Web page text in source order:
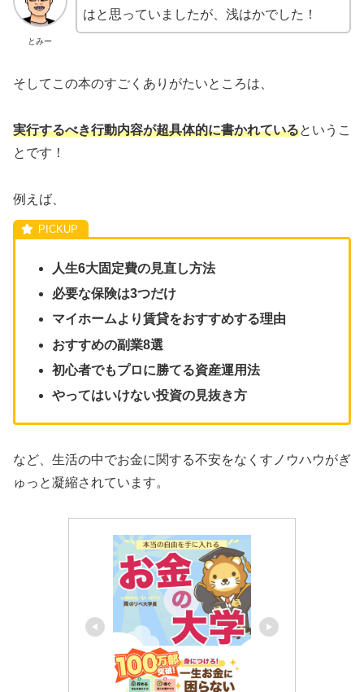
とみー
はと思っていましたが、浅はかでした！
そしてこの本のすごくありがたいところは、
実行するべき行動内容が超具体的に書かれているというこ
とです！
例えば、
人生6大固定費の見直し方法
必要な保険は3つだけ
マイホームより賃貸をおすすめする理由
おすすめの副業8選
初心者でもプロに勝てる資産運用法
やってはいけない投資の見抜き方
など、生活の中でお金に関する不安をなくすノウハウがぎ
ゅっと凝縮されています。